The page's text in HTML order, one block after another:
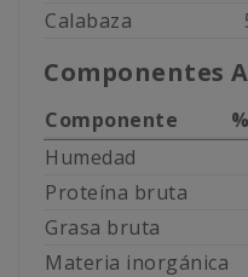
Calabaza
Componentes
Componente
Humedad
Proteína bruta
Grasa bruta
Materia inorgánica